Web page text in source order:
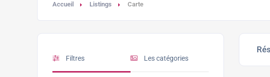
Accueil Listings Carte
Filtres Les catégories